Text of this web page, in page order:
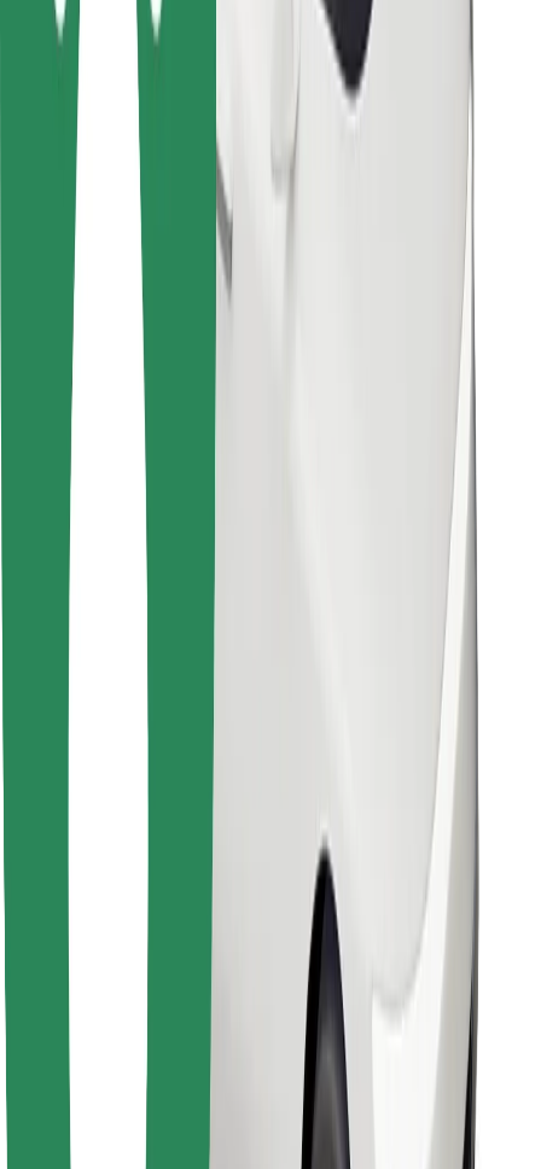
Paslaugų teikėjai
Sąlygos
Saugumas
Automobilis atvyks per kelias minutes!
Atsisiųsti programėlę „Bolt“
Raskite savo mėgstamą maistą!